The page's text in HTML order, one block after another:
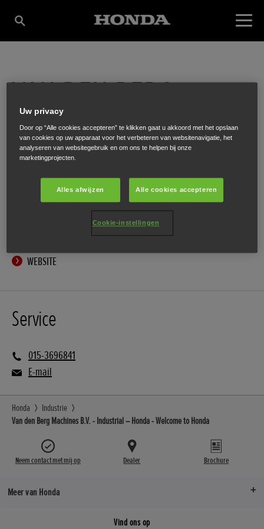
VAN DEN BERG
MACHINES B.V.
Delftsestraatweg 26 A-B,Pijnacker,2641 NB
WEBSITE
Service
015-3696841
E-mail
Honda
Industrie
Van den Berg Machines B.V. - Industrial – Honda - Welcome to Honda
Neem contact met mij op Dealer Brochure
Meer van Honda
Vind ons op
Uw privacy
Door op “Alle cookies accepteren” te klikken gaat u akkoord met het opslaan
van cookies op uw apparaat voor het verbeteren van websitenavigatie, het
analyseren van websitegebruik en om ons te helpen bij onze
marketingprojecten.
Alles afwijzen Alle cookies accepteren
Cookie-instellingen